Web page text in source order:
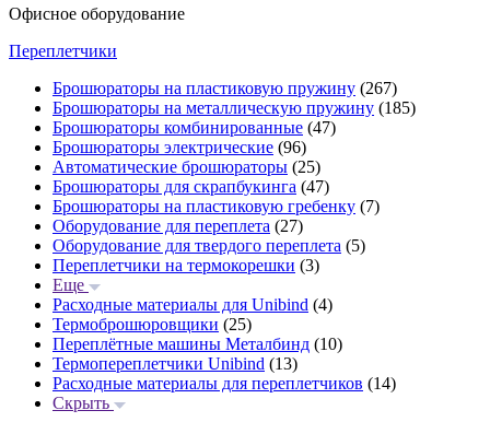
Офисное оборудование
Переплетчики
Брошюраторы на пластиковую пружину (267)
Брошюраторы на металлическую пружину (185)
Брошюраторы комбинированные (47)
Брошюраторы электрические (96)
Автоматические брошюраторы (25)
Брошюраторы для скрапбукинга (47)
Брошюраторы на пластиковую гребенку (7)
Оборудование для переплета (27)
Оборудование для твердого переплета (5)
Переплетчики на термокорешки (3)
Еще
Расходные материалы для Unibind (4)
Термоброшюровщики (25)
Переплётные машины Металбинд (10)
Термопереплетчики Unibind (13)
Расходные материалы для переплетчиков (14)
Скрыть